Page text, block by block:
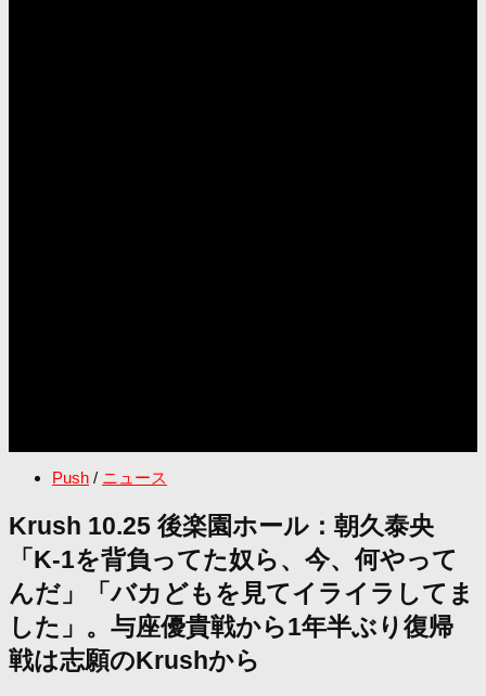
Push / ニュース
Krush 10.25 後楽園ホール：朝久泰央
「K-1を背負ってた奴ら、今、何やって
んだ」「バカどもを見てイライラしてま
した」。与座優貴戦から1年半ぶり復帰
戦は志願のKrushから